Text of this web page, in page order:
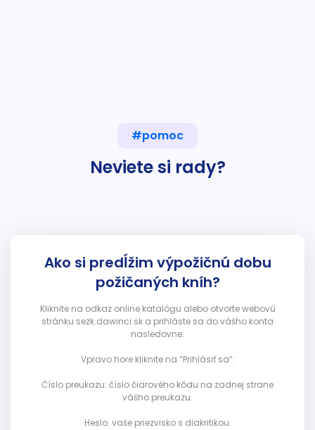
#pomoc
Neviete si rady?
Ako si predĺžim výpožičnú dobu
požičaných kníh?
Kliknite na odkaz online katalógu alebo otvorte webovú
stránku sezk.dawinci.sk a prihláste sa do vášho konta
nasledovne:
Vpravo hore kliknite na “Prihlásiť sa”:
Číslo preukazu: číslo čiarového kódu na zadnej strane
vášho preukazu.
Heslo: vaše priezvisko s diakritikou.